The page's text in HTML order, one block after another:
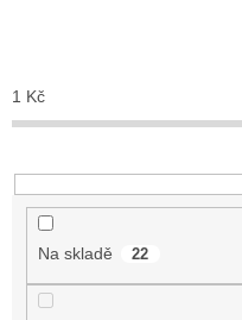
p
r
u
1 Kč
Na skladě 22